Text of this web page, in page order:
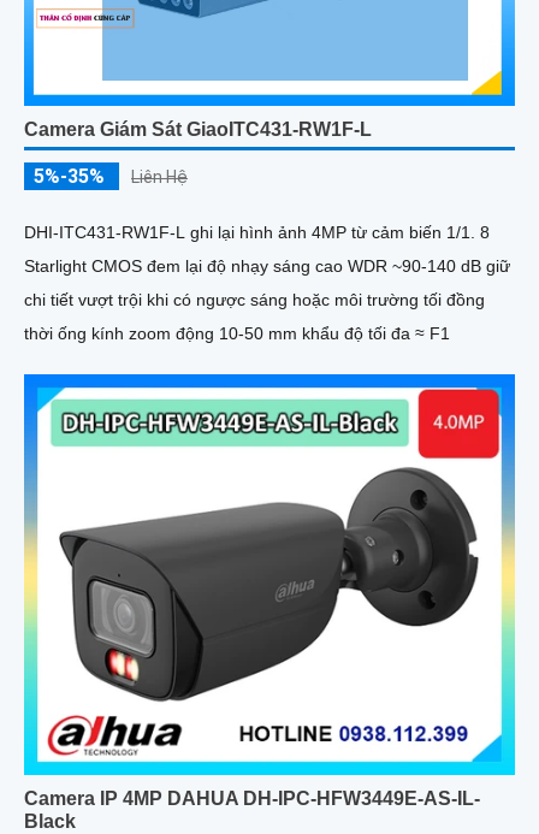
Camera Giám Sát GiaoITC431-RW1F-L
5%-35% Liên Hệ
DHI-ITC431-RW1F-L ghi lại hình ảnh 4MP từ cảm biến 1/1. 8
Starlight CMOS đem lại độ nhạy sáng cao WDR ~90-140 dB giữ
chi tiết vượt trội khi có ngược sáng hoặc môi trường tối đồng
thời ống kính zoom động 10-50 mm khẩu độ tối đa ≈ F1
Camera IP 4MP DAHUA DH-IPC-HFW3449E-AS-IL-
Black